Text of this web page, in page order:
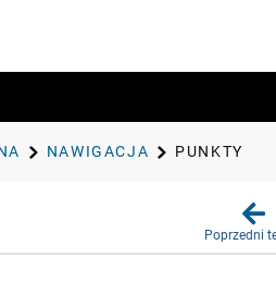
NAWIGACJA PUNKTY
Poprzedni